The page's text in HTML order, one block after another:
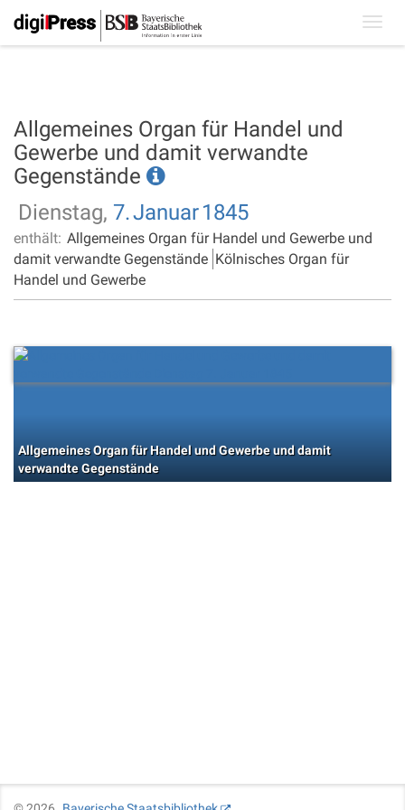
Allgemeines Organ für Handel und
Gewerbe und damit verwandte
Gegenstände
Dienstag, 7.Januar1845
enthält: Allgemeines Organ für Handel und Gewerbe und
damit verwandte Gegenstände Kölnisches Organ für
Handel und Gewerbe
Allgemeines Organ für Handel und Gewerbe und damit
verwandte Gegenstände